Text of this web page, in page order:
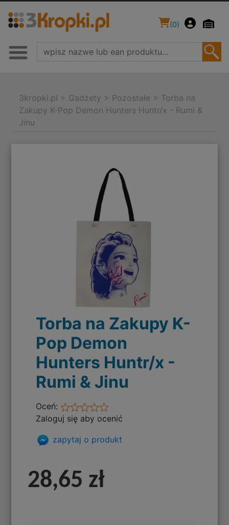
(0)
3kropki.pl > Gadżety > Pozostałe > Torba na
Zakupy K-Pop Demon Hunters Huntr/x - Rumi &
Jinu
Torba na Zakupy K-
Pop Demon
Hunters Huntr/x -
Rumi & Jinu
Oceń:
Zaloguj się aby ocenić
zapytaj o produkt
28,65 zł